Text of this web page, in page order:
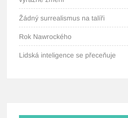
Žádný surrealismus na talíři
Rok Nawrockého
Lidská inteligence se přeceňuje